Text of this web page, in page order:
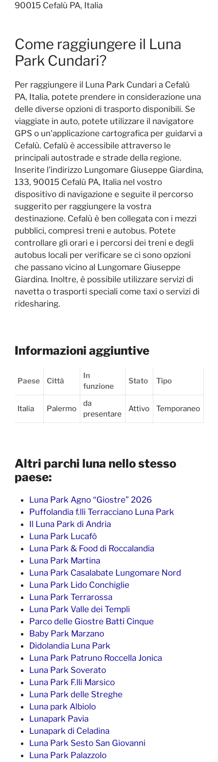
90015 Cefalù PA, Italia
Come raggiungere il Luna
Park Cundari?
Per raggiungere il Luna Park Cundari a Cefalù
PA, Italia, potete prendere in considerazione una
delle diverse opzioni di trasporto disponibili. Se
viaggiate in auto, potete utilizzare il navigatore
GPS o un'applicazione cartografica per guidarvi a
Cefalù. Cefalù è accessibile attraverso le
principali autostrade e strade della regione.
Inserite l'indirizzo Lungomare Giuseppe Giardina,
133, 90015 Cefalù PA, Italia nel vostro
dispositivo di navigazione e seguite il percorso
suggerito per raggiungere la vostra
destinazione. Cefalù è ben collegata con i mezzi
pubblici, compresi treni e autobus. Potete
controllare gli orari e i percorsi dei treni e degli
autobus locali per verificare se ci sono opzioni
che passano vicino al Lungomare Giuseppe
Giardina. Inoltre, è possibile utilizzare servizi di
navetta o trasporti speciali come taxi o servizi di
ridesharing.
Informazioni aggiuntive
Paese Città
In
funzione
Stato Tipo
Italia Palermo
da
presentare
Attivo Temporaneo
Altri parchi luna nello stesso
paese:
Luna Park Agno “Giostre” 2026
Puffolandia f.lli Terracciano Luna Park
Il Luna Park di Andria
Luna Park Lucafò
Luna Park & Food di Roccalandia
Luna Park Martina
Luna Park Casalabate Lungomare Nord
Luna Park Lido Conchiglie
Luna Park Terrarossa
Luna Park Valle dei Templi
Parco delle Giostre Batti Cinque
Baby Park Marzano
Didolandia Luna Park
Luna Park Patruno Roccella Jonica
Luna Park Soverato
Luna Park F.lli Marsico
Luna Park delle Streghe
Luna park Albiolo
Lunapark Pavia
Lunapark di Celadina
Luna Park Sesto San Giovanni
Luna Park Palazzolo